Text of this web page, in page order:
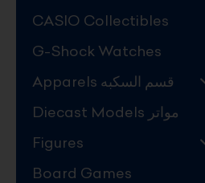
CASIO Collectibles
G-Shock Watches
Apparels قسم السكبه
Diecast Models مواتر
Figures
Board Games